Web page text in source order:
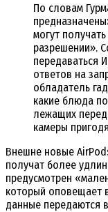
По словам
могут
разрешении».
передаваться
ответов на
обладатель
какие блюда
лежащих
камеры
Внешне новые
получат более
предусмотрен
который оповещает
данные передаются